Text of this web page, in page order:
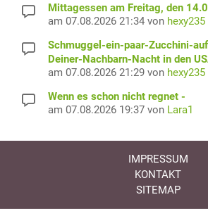
Mittagessen am Freitag, den
am 07.08.2026 21:34 von hexy235
Schmuggel-ein-paar-Zucchini-
Deiner-Nachbarn-Nacht in den
am 07.08.2026 21:29 von hexy235
Wenn es schon nicht regnet -
am 07.08.2026 19:37 von Lara1
IMPRESSUM
KONTAKT
SITEMAP